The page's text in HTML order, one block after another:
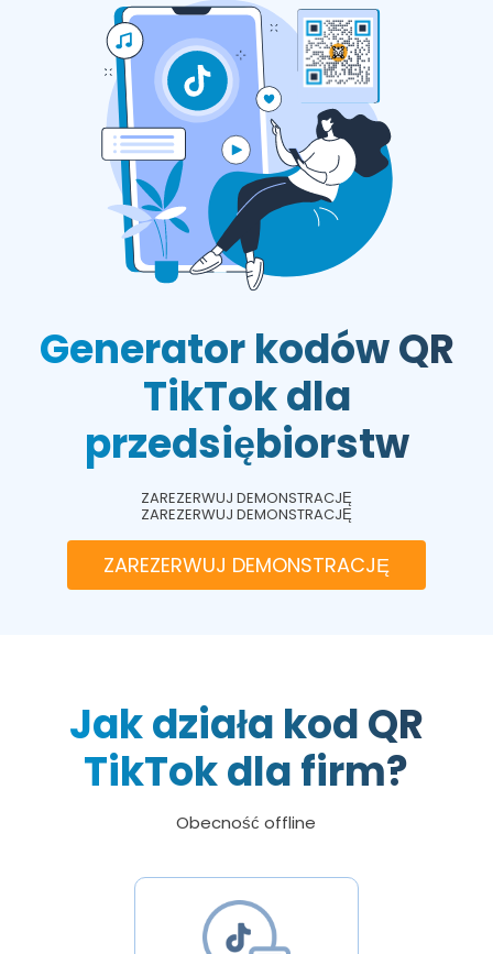
Generator kodów QR
TikTok dla
przedsiębiorstw
ZAREZERWUJ DEMONSTRACJĘ
ZAREZERWUJ DEMONSTRACJĘ
ZAREZERWUJ DEMONSTRACJĘ
Jak działa kod QR
TikTok dla firm?
Obecność offline